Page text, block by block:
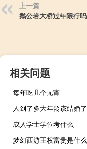
上一篇
鹅公岩大桥过年限行吗
相关问题
每年吃几个元宵
人到了多大年龄该结婚了
成人学士学位考什么
梦幻西游王权富贵是什么